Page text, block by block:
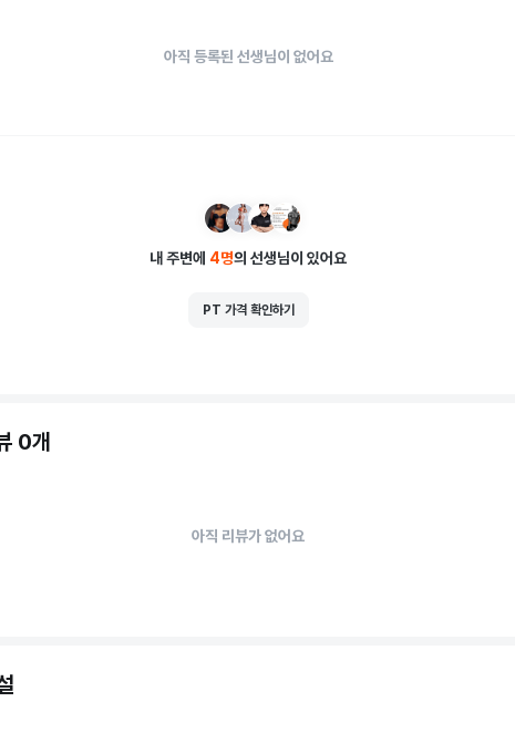
아직 등록된 선생님이 없어요
내 주변에 4명의 선생님이 있어요
PT 가격 확인하기
0개
아직 리뷰가 없어요